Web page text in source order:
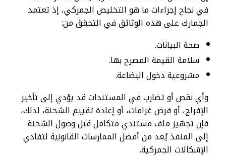
في نجاح إجراءات ما هو التخليص الجمركي، إذ تعتمد
الجمارك على هذه الوثائق في التحقق من:
صحة البيانات.
سلامة القيمة المصرح بها.
مشروعية دخول البضاعة.
وأي نقص أو تضارب في المستندات قد يؤدي إلى تأخير
الإفراج، أو فرض غرامات، أو إعادة تقييم الشحنة، لذلك،
فإن تجهيز ملف مستندي متكامل قبل وصول الشحنة
إلى المنفذ يُعد من أفضل الممارسات القانونية لتفادي
الإشكالات الجمركية.